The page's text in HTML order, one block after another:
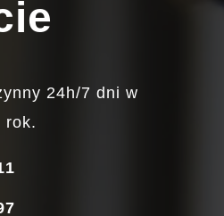
24h/7 dni w
rok.